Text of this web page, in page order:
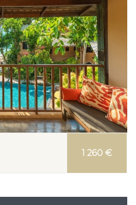
1 260 €